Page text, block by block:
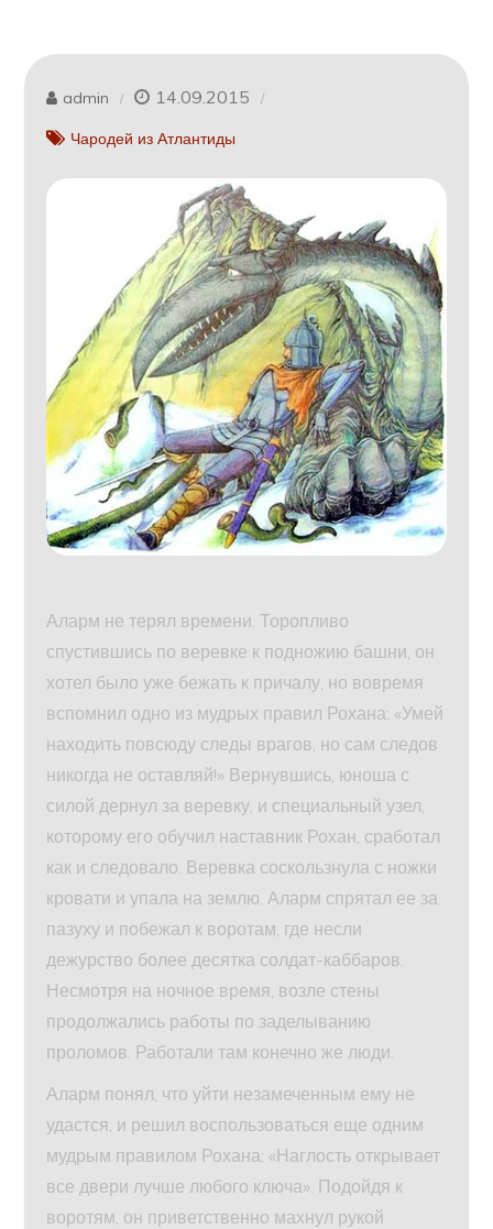
admin 14.09.2015
Чародей из Атлантиды
Аларм не терял времени. Торопливо
спустившись по веревке к подножию башни, он
хотел было уже бежать к причалу, но вовремя
вспомнил одно из мудрых правил Рохана: «Умей
находить повсюду следы врагов, но сам следов
никогда не оставляй!» Вернувшись, юноша с
силой дернул за веревку, и специальный узел,
которому его обучил наставник Рохан, сработал
как и следовало. Веревка соскользнула с ножки
кровати и упала на землю. Аларм спрятал ее за
пазуху и побежал к воротам, где несли
дежурство более десятка солдат-каббаров.
Несмотря на ночное время, возле стены
продолжались работы по заделыванию
проломов. Работали там конечно же люди.
Аларм понял, что уйти незамеченным ему не
удастся, и решил воспользоваться еще одним
мудрым правилом Рохана: «Наглость открывает
все двери лучше любого ключа». Подойдя к
воротям, он приветственно махнул рукой